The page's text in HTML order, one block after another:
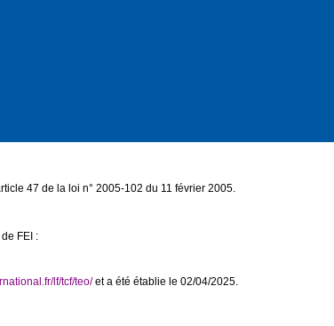
47 de la loi n° 2005-102 du 11 février 2005.
FEI :
lf/tcf/teo/et a été établie le 02/04/2025.